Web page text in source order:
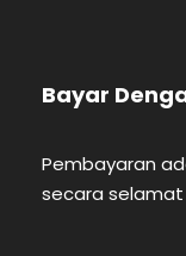
Bayar
Pembayaran
secara selamat